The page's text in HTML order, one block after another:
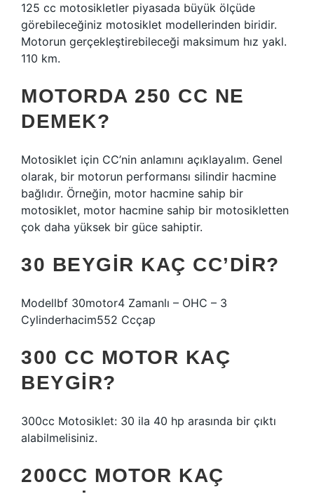
125 cc motosikletler piyasada büyük ölçüde
görebileceğiniz motosiklet modellerinden biridir.
Motorun gerçekleştirebileceği maksimum hız yakl.
110 km.
MOTORDA 250 CC NE
DEMEK?
Motosiklet için CC’nin anlamını açıklayalım. Genel
olarak, bir motorun performansı silindir hacmine
bağlıdır. Örneğin, motor hacmine sahip bir
motosiklet, motor hacmine sahip bir motosikletten
çok daha yüksek bir güce sahiptir.
30 BEYGIR KAÇ CC’DIR?
Modellbf 30motor4 Zamanlı – OHC – 3
Cylinderhacim552 Ccçap
300 CC MOTOR KAÇ
BEYGIR?
300cc Motosiklet: 30 ila 40 hp arasında bir çıktı
alabilmelisiniz.
200CC MOTOR KAÇ